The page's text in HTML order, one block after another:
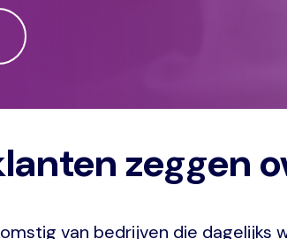
zeggen
van bedrijven die dagelijks